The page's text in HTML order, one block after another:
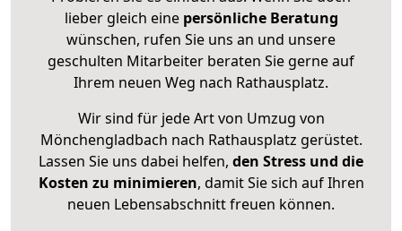
lieber gleich eine persönliche Beratung
wünschen, rufen Sie uns an und unsere
geschulten Mitarbeiter beraten Sie gerne auf
Ihrem neuen Weg nach Rathausplatz.
Wir sind für jede Art von Umzug von
Mönchengladbach nach Rathausplatz gerüstet.
Lassen Sie uns dabei helfen, den Stress und die
Kosten zu minimieren, damit Sie sich auf Ihren
neuen Lebensabschnitt freuen können.